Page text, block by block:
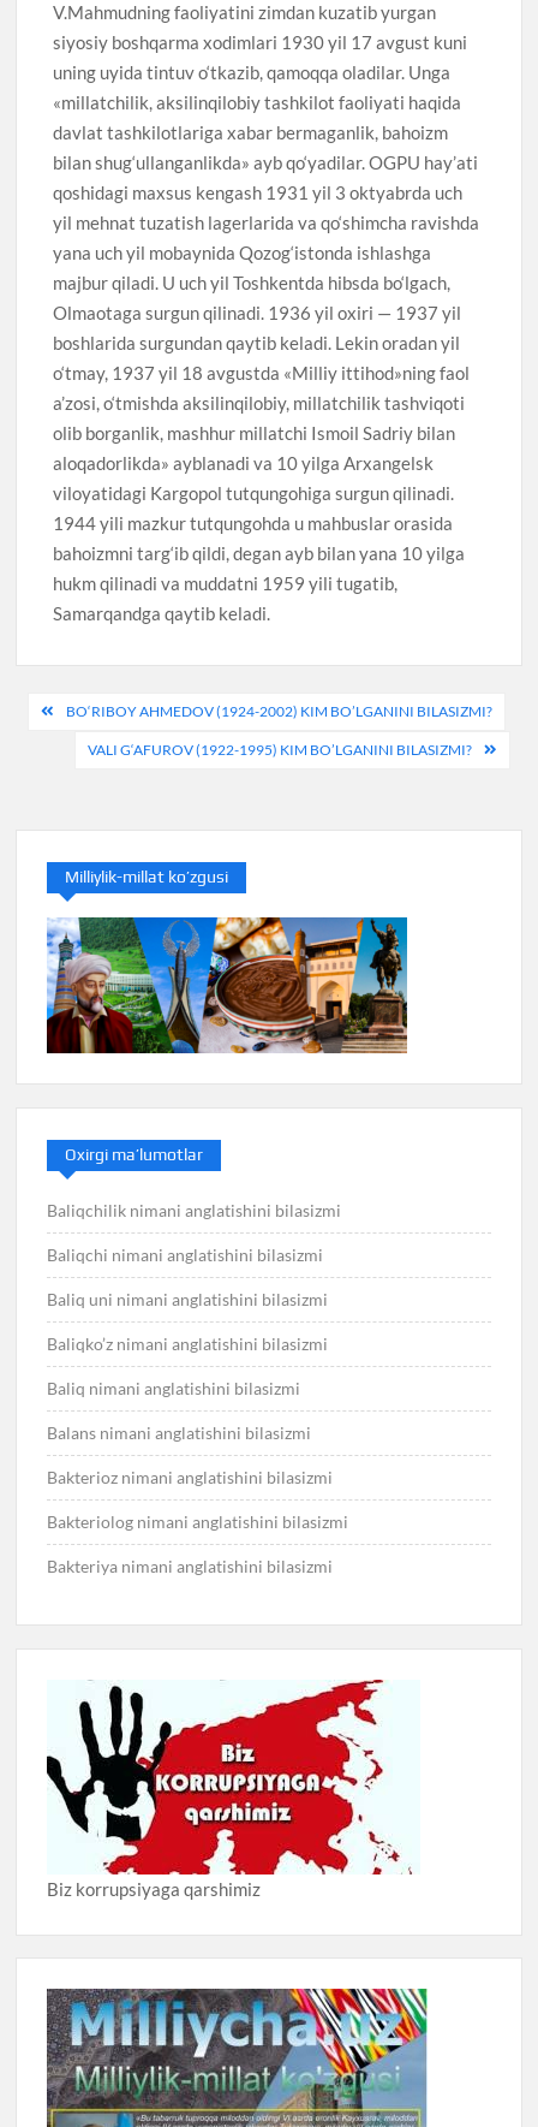
V.Mahmudning faoliyatini zimdan kuzatib yurgan
siyosiy boshqarma xodimlari 1930 yil 17 avgust kuni
uning uyida tintuv o‘tkazib, qamoqqa oladilar. Unga
«millatchilik, aksilinqilobiy tashkilot faoliyati haqida
davlat tashkilotlariga xabar bermaganlik, bahoizm
bilan shug‘ullanganlikda» ayb qo‘yadilar. OGPU hay’ati
qoshidagi maxsus kengash 1931 yil 3 oktyabrda uch
yil mehnat tuzatish lagerlarida va qo‘shimcha ravishda
yana uch yil mobaynida Qozog‘istonda ishlashga
majbur qiladi. U uch yil Toshkentda hibsda bo‘lgach,
Olmaotaga surgun qilinadi. 1936 yil oxiri — 1937 yil
boshlarida surgundan qaytib keladi. Lekin oradan yil
o‘tmay, 1937 yil 18 avgustda «Milliy ittihod»ning faol
a’zosi, o‘tmishda aksilinqilobiy, millatchilik tashviqoti
olib borganlik, mashhur millatchi Ismoil Sadriy bilan
aloqadorlikda» ayblanadi va 10 yilga Arxangelsk
viloyatidagi Kargopol tutqungohiga surgun qilinadi.
1944 yili mazkur tutqungohda u mahbuslar orasida
bahoizmni targ‘ib qildi, degan ayb bilan yana 10 yilga
hukm qilinadi va muddatni 1959 yili tugatib,
Samarqandga qaytib keladi.
Post
menyusi
BO‘RIBOY AHMEDOV (1924-2002) KIM BO’LGANINI BILASIZMI?
VALI G‘AFUROV (1922-1995) KIM BO’LGANINI BILASIZMI?
Milliylik-millat ko’zgusi
Oxirgi ma’lumotlar
Baliqchilik nimani anglatishini bilasizmi
Baliqchi nimani anglatishini bilasizmi
Baliq uni nimani anglatishini bilasizmi
Baliqko’z nimani anglatishini bilasizmi
Baliq nimani anglatishini bilasizmi
Balans nimani anglatishini bilasizmi
Bakterioz nimani anglatishini bilasizmi
Bakteriolog nimani anglatishini bilasizmi
Bakteriya nimani anglatishini bilasizmi
Biz korrupsiyaga qarshimiz